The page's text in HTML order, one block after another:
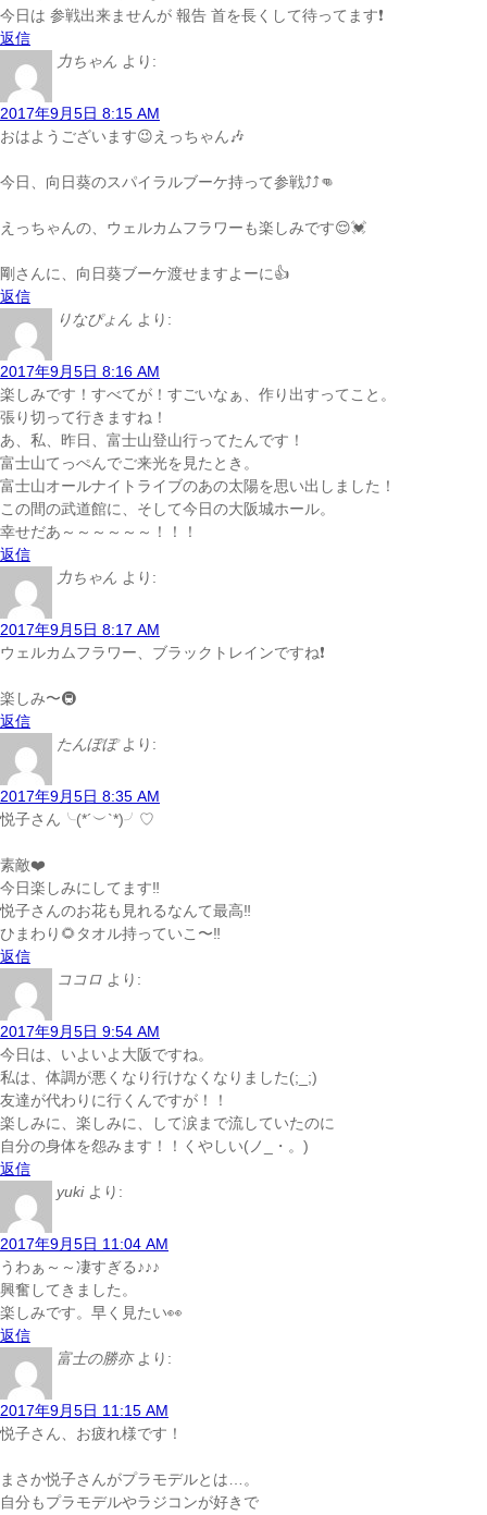
今日は 参戦出来ませんが 報告 首を長くして待ってます❗️
返信
力ちゃん より:
2017年9月5日 8:15 AM
おはようございます😉えっちゃん🎶
今日、向日葵のスパイラルブーケ持って参戦⤴⤴👊
えっちゃんの、ウェルカムフラワーも楽しみです😌💓
剛さんに、向日葵ブーケ渡せますよーに👍
返信
りなぴょん より:
2017年9月5日 8:16 AM
楽しみです！すべてが！すごいなぁ、作り出すってこと。
張り切って行きますね！
あ、私、昨日、富士山登山行ってたんです！
富士山てっぺんでご来光を見たとき。
富士山オールナイトライブのあの太陽を思い出しました！
この間の武道館に、そして今日の大阪城ホール。
幸せだあ～～～～～～！！！
返信
力ちゃん より:
2017年9月5日 8:17 AM
ウェルカムフラワー、ブラックトレインですね❗
楽しみ〜🚇
返信
たんぽぽ より:
2017年9月5日 8:35 AM
悦子さん╰(*´︶`*)╯♡
素敵❤️
今日楽しみにしてます‼️
悦子さんのお花も見れるなんて最高‼️
ひまわり🌻タオル持っていこ〜‼️
返信
ココロ より:
2017年9月5日 9:54 AM
今日は、いよいよ大阪ですね。
私は、体調が悪くなり行けなくなりました(;_;)
友達が代わりに行くんですが！！
楽しみに、楽しみに、して涙まで流していたのに
自分の身体を怨みます！！くやしい(ノ_・。)
返信
yuki より:
2017年9月5日 11:04 AM
うわぁ～～凄すぎる♪♪♪
興奮してきました。
楽しみです。早く見たい👀
返信
富士の勝亦 より:
2017年9月5日 11:15 AM
悦子さん、お疲れ様です！
まさか悦子さんがプラモデルとは…。
自分もプラモデルやラジコンが好きで